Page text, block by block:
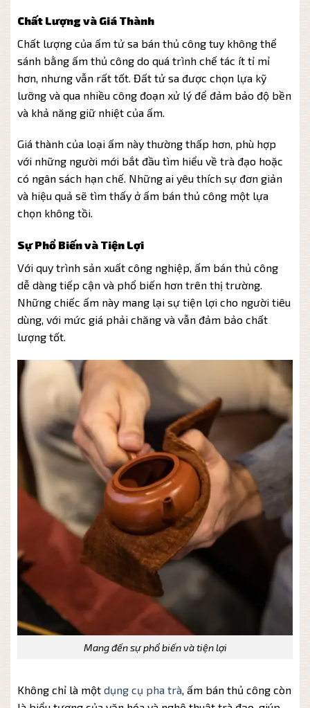
Chất Lượng và Giá Thành
Chất lượng của ấm tử sa bán thủ công tuy không thể
sánh bằng ấm thủ công do quá trình chế tác ít tỉ mỉ
hơn, nhưng vẫn rất tốt. Đất tử sa được chọn lựa kỹ
lưỡng và qua nhiều công đoạn xử lý để đảm bảo độ bền
và khả năng giữ nhiệt của ấm.
Giá thành của loại ấm này thường thấp hơn, phù hợp
với những người mới bắt đầu tìm hiểu về trà đạo hoặc
có ngân sách hạn chế. Những ai yêu thích sự đơn giản
và hiệu quả sẽ tìm thấy ở ấm bán thủ công một lựa
chọn không tồi.
Sự Phổ Biến và Tiện Lợi
Với quy trình sản xuất công nghiệp, ấm bán thủ công
dễ dàng tiếp cận và phổ biến hơn trên thị trường.
Những chiếc ấm này mang lại sự tiện lợi cho người tiêu
dùng, với mức giá phải chăng và vẫn đảm bảo chất
lượng tốt.
Mang đến sự phổ biến và tiện lợi
Không chỉ là một dụng cụ pha trà, ấm bán thủ công còn